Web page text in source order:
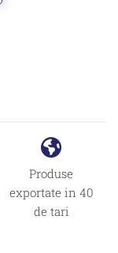
Produse
exportate in 40
de tari